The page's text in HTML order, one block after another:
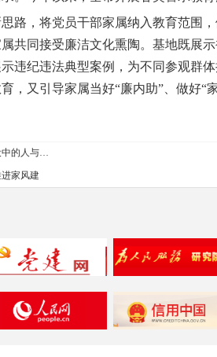
，将党员干部家属纳入教育范围，
共同接受廉洁文化熏陶。基地既展
违纪违法典型案例，为不同参观群
，又引导家属当好“廉内助”、做好“
中的人与…
家风建